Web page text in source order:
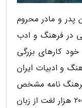
پدر و مادر محروم
در فرهنگ و ادب
کارهای بزرگی
و ادبیات ایران
فرهنگ نامه مشخص
است. وی در فرهنگ نامه خود بیش از 200 هزار لغت از زبان